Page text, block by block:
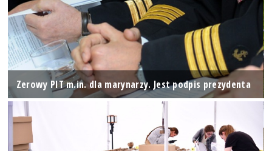
Zerowy PIT m.in. dla marynarzy. Jest podpis prezydenta